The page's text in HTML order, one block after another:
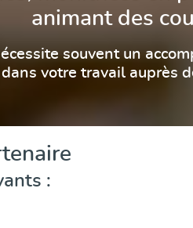
animant des
souvent un
votre travail auprès
: